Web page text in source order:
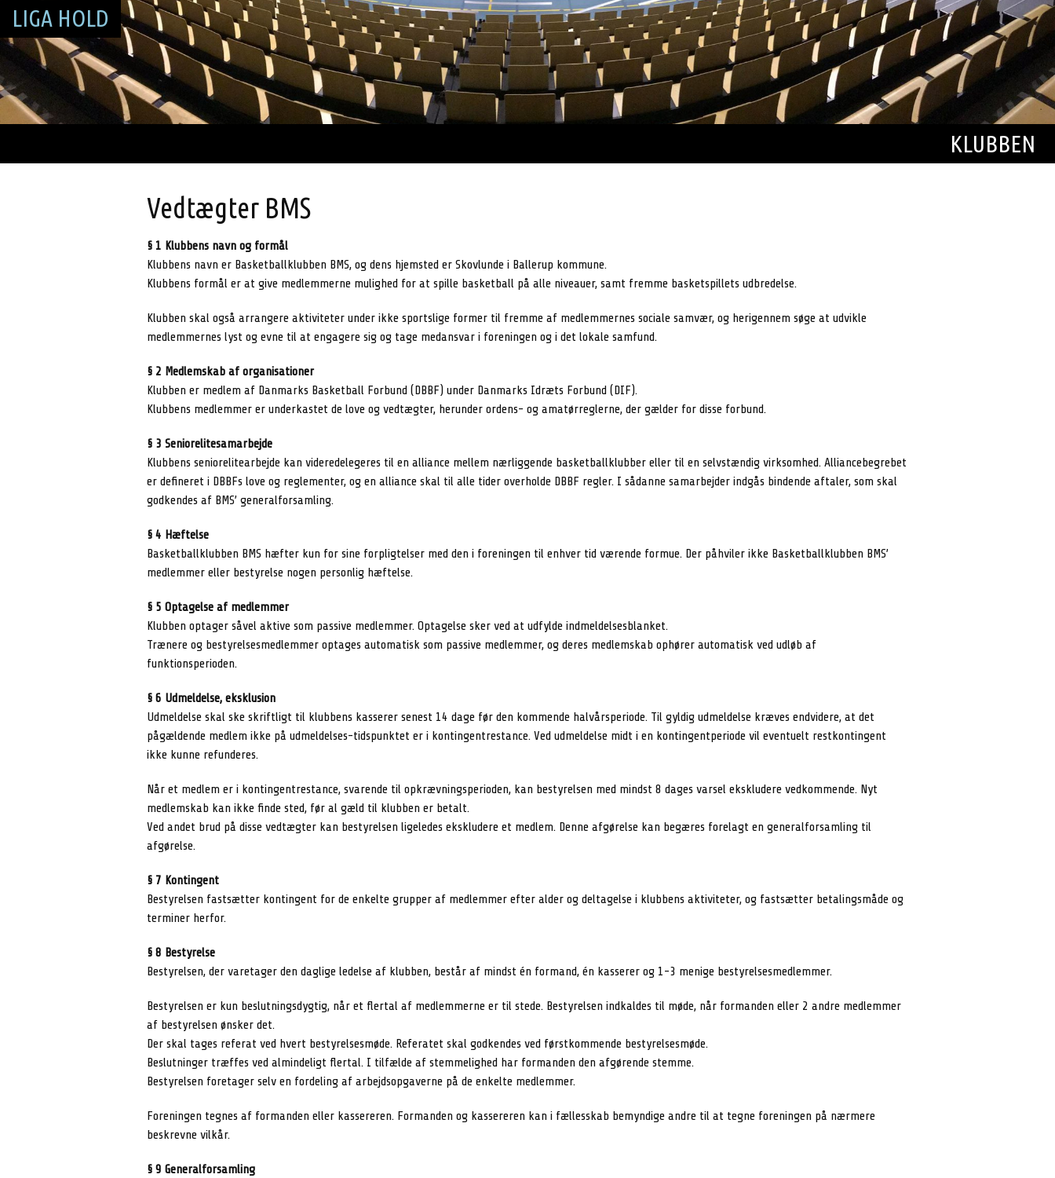
KLUBBEN
LIGA HOLD
Vedtægter BMS
§ 1 Klubbens navn og formål
Klubbens navn er Basketballklubben BMS, og dens hjemsted er Skovlunde i Ballerup kommune.
Klubbens formål er at give medlemmerne mulighed for at spille basketball på alle niveauer, samt fremme basketspillets udbredelse.
Klubben skal også arrangere aktiviteter under ikke sportslige former til fremme af medlemmernes sociale samvær, og herigennem søge at udvikle
medlemmernes lyst og evne til at engagere sig og tage medansvar i foreningen og i det lokale samfund.
§ 2 Medlemskab af organisationer
Klubben er medlem af Danmarks Basketball Forbund (DBBF) under Danmarks Idræts Forbund (DIF).
Klubbens medlemmer er underkastet de love og vedtægter, herunder ordens- og amatørreglerne, der gælder for disse forbund.
§ 3 Seniorelitesamarbejde
Klubbens seniorelitearbejde kan videredelegeres til en alliance mellem nærliggende basketballklubber eller til en selvstændig virksomhed. Alliancebegrebet
er defineret i DBBFs love og reglementer, og en alliance skal til alle tider overholde DBBF regler. I sådanne samarbejder indgås bindende aftaler, som skal
godkendes af BMS’ generalforsamling.
§ 4 Hæftelse
Basketballklubben BMS hæfter kun for sine forpligtelser med den i foreningen til enhver tid værende formue. Der påhviler ikke Basketballklubben BMS’
medlemmer eller bestyrelse nogen personlig hæftelse.
§ 5 Optagelse af medlemmer
Klubben optager såvel aktive som passive medlemmer. Optagelse sker ved at udfylde indmeldelsesblanket.
Trænere og bestyrelsesmedlemmer optages automatisk som passive medlemmer, og deres medlemskab ophører automatisk ved udløb af
funktionsperioden.
§ 6 Udmeldelse, eksklusion
Udmeldelse skal ske skriftligt til klubbens kasserer senest 14 dage før den kommende halvårsperiode. Til gyldig udmeldelse kræves endvidere, at det
pågældende medlem ikke på udmeldelses-tidspunktet er i kontingentrestance. Ved udmeldelse midt i en kontingentperiode vil eventuelt restkontingent
ikke kunne refunderes.
Når et medlem er i kontingentrestance, svarende til opkrævningsperioden, kan bestyrelsen med mindst 8 dages varsel ekskludere vedkommende. Nyt
medlemskab kan ikke finde sted, før al gæld til klubben er betalt.
Ved andet brud på disse vedtægter kan bestyrelsen ligeledes ekskludere et medlem. Denne afgørelse kan begæres forelagt en generalforsamling til
afgørelse.
§ 7 Kontingent
Bestyrelsen fastsætter kontingent for de enkelte grupper af medlemmer efter alder og deltagelse i klubbens aktiviteter, og fastsætter betalingsmåde og
terminer herfor.
§ 8 Bestyrelse
Bestyrelsen, der varetager den daglige ledelse af klubben, består af mindst én formand, én kasserer og 1-3 menige bestyrelsesmedlemmer.
Bestyrelsen er kun beslutningsdygtig, når et flertal af medlemmerne er til stede. Bestyrelsen indkaldes til møde, når formanden eller 2 andre medlemmer
af bestyrelsen ønsker det.
Der skal tages referat ved hvert bestyrelsesmøde. Referatet skal godkendes ved førstkommende bestyrelsesmøde.
Beslutninger træffes ved almindeligt flertal. I tilfælde af stemmelighed har formanden den afgørende stemme.
Bestyrelsen foretager selv en fordeling af arbejdsopgaverne på de enkelte medlemmer.
Foreningen tegnes af formanden eller kassereren. Formanden og kassereren kan i fællesskab bemyndige andre til at tegne foreningen på nærmere
beskrevne vilkår.
§ 9 Generalforsamling